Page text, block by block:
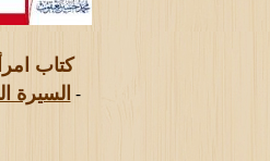
كتاب
- السيرة